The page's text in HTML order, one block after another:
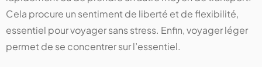
Cela procure un sentiment de liberté et de flexibilité,
essentiel pour voyager sans stress. Enfin, voyager léger
permet de se concentrer sur l’essentiel.